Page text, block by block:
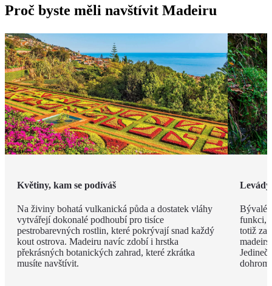
Proč byste měli navštívit Madeiru
Květiny, kam se podíváš
Na živiny bohatá vulkanická půda a dostatek vláhy
vytvářejí dokonalé podhoubí pro tisíce
pestrobarevných rostlin, které pokrývají snad každý
kout ostrova. Madeiru navíc zdobí i hrstka
překrásných botanických zahrad, které zkrátka
musíte navštívit.
Levády
Bývalé
funkci,
totiž